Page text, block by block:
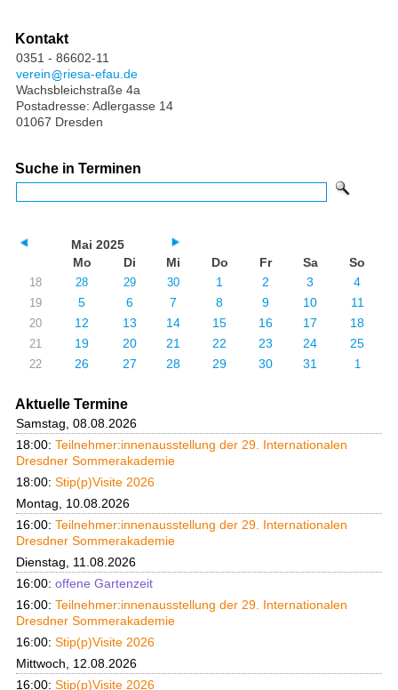
Kontakt
0351 - 86602-11
verein
riesa-efau.de
Wachsbleichstraße 4a
Postadresse: Adlergasse 14
01067 Dresden
Suche in Terminen
Mai 2025
Mo
Di Mi Do Fr Sa So
18 28 29 30 1 2 3 4
19 5 6 7 8 9 10 11
20 12 13 14 15 16 17 18
21 19 20 21 22 23 24 25
22 26 27 28 29 30 31 1
Aktuelle Termine
Samstag, 08.08.2026
18:00: Teilnehmer:innenausstellung der 29. Internationalen
Dresdner Sommerakademie
18:00: Stip(p)Visite 2026
Montag, 10.08.2026
16:00: Teilnehmer:innenausstellung der 29. Internationalen
Dresdner Sommerakademie
Dienstag, 11.08.2026
16:00: offene Gartenzeit
16:00: Teilnehmer:innenausstellung der 29. Internationalen
Dresdner Sommerakademie
16:00: Stip(p)Visite 2026
Mittwoch, 12.08.2026
16:00: Stip(p)Visite 2026